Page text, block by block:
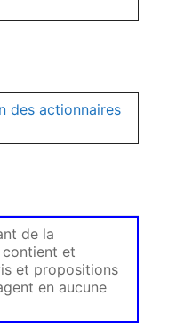
des actionnaires
de la
et
et propositions
en aucune